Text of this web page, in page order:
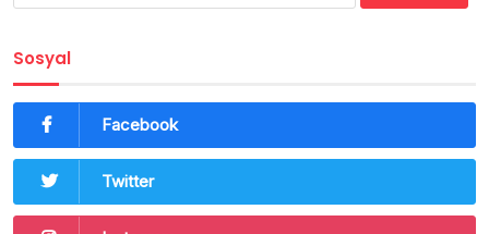
Sosyal
Facebook
Twitter